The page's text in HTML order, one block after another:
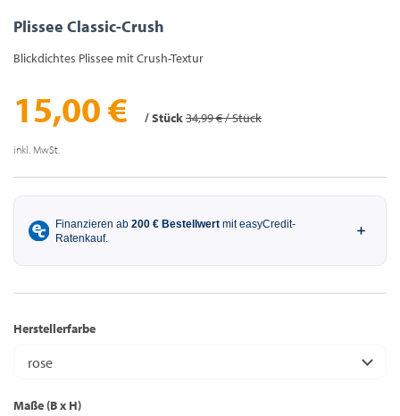
Plissee Classic-Crush
Blickdichtes Plissee mit Crush-Textur
15,00 € / Stück34,99 € / Stück
inkl. MwSt.
Herstellerfarbe
rose
Maße (B x H)